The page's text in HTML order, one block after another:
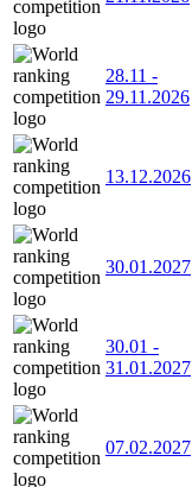
28.11 -
29.11.2026
13.12.2026
30.01.2027
30.01 -
31.01.2027
07.02.2027